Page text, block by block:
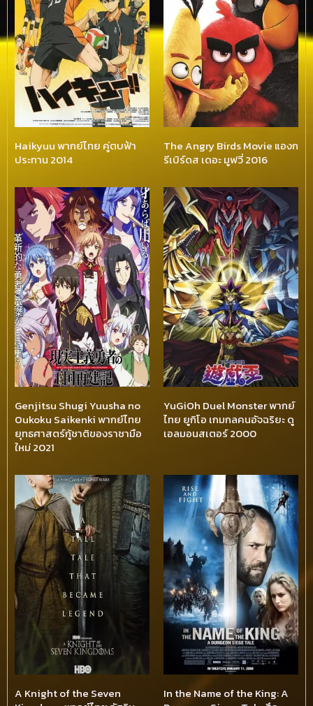
Haikyuu พากย์ไทย คู่ตบฟ้า
ประทาน 2014
The Angry Birds Movie แองก
รีเบิร์ดส เดอะ มูฟวี่ 2016
Genjitsu Shugi Yuusha no
Oukoku Saikenki พากย์ไทย
ยุทธศาสตร์กู้ชาติของราชามือ
ใหม่ 2021
YuGiOh Duel Monster พากย์
ไทย ยูกิโอ เกมกลคนอัจฉริยะ ดู
เอลมอนสเตอร์ 2000
A Knight of the Seven
In the Name of the King: A